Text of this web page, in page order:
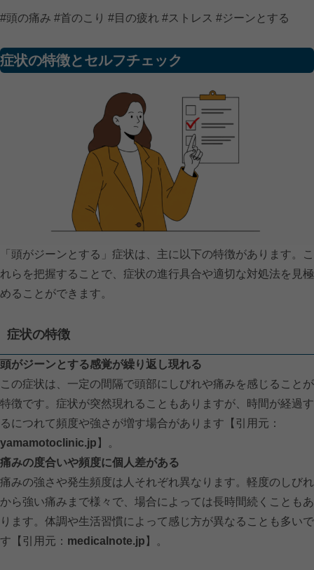
#頭の痛み #首のこり #目の疲れ #ストレス #ジーンとする
症状の特徴とセルフチェック
「頭がジーンとする」症状は、主に以下の特徴があります。こ
れらを把握することで、症状の進行具合や適切な対処法を見極
めることができます。
症状の特徴
頭がジーンとする感覚が繰り返し現れる
この症状は、一定の間隔で頭部にしびれや痛みを感じることが
特徴です。症状が突然現れることもありますが、時間が経過す
るにつれて頻度や強さが増す場合があります【引用元：
yamamotoclinic.jp 】。
痛みの度合いや頻度に個人差がある
痛みの強さや発生頻度は人それぞれ異なります。軽度のしびれ
から強い痛みまで様々で、場合によっては長時間続くこともあ
ります。体調や生活習慣によって感じ方が異なることも多いで
す【引用元： medicalnote.jp 】。